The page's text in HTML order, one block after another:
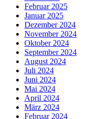
Februar 2025
Januar 2025
Dezember 2024
November 2024
Oktober 2024
September 2024
August 2024
Juli 2024
Juni 2024
Mai 2024
April 2024
März 2024
Februar 2024